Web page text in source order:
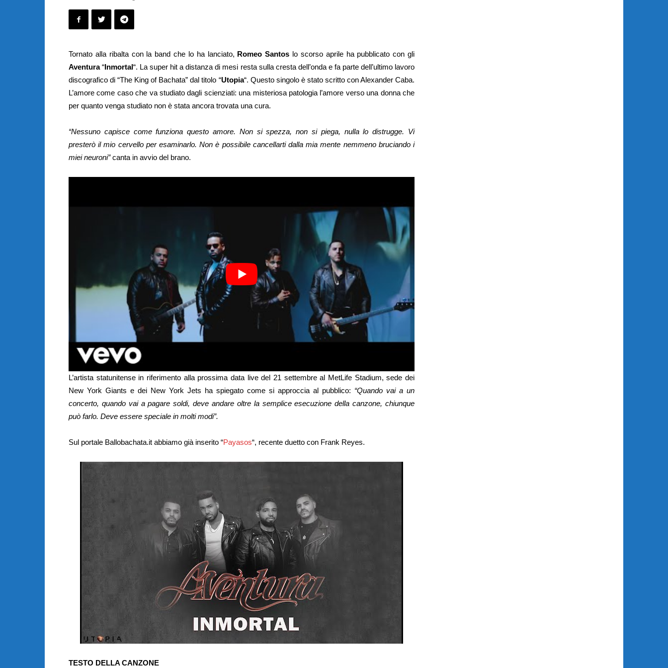
Tornato alla ribalta con la band che lo ha lanciato, Romeo Santos lo scorso aprile ha pubblicato con gli
Aventura“Inmortal“. La super hit a distanza di mesi resta sulla cresta dell’onda e fa parte dell’ultimo lavoro
discografico di “The King of Bachata” dal titolo “Utopia“. Questo singolo è stato scritto con Alexander Caba.
L’amore come caso che va studiato dagli scienziati: una misteriosa patologia l’amore verso una donna che
per quanto venga studiato non è stata ancora trovata una cura.
“Nessuno capisce come funziona questo amore. Non si spezza, non si piega, nulla lo distrugge. Vi
presterò il mio cervello per esaminarlo. Non è possibile cancellarti dalla mia mente nemmeno bruciando i
miei neuroni”canta in avvio del brano.
L’artista statunitense in riferimento alla prossima data live del 21 settembre al MetLife Stadium, sede dei
New York Giants e dei New York Jets ha spiegato come si approccia al pubblico: “Quando vai a un
concerto, quando vai a pagare soldi, deve andare oltre la semplice esecuzione della canzone, chiunque
può farlo. Deve essere speciale in molti modi”.
Sul portale Ballobachata.it abbiamo già inserito “Payasos“, recente duetto con Frank Reyes.
TESTO DELLA CANZONE